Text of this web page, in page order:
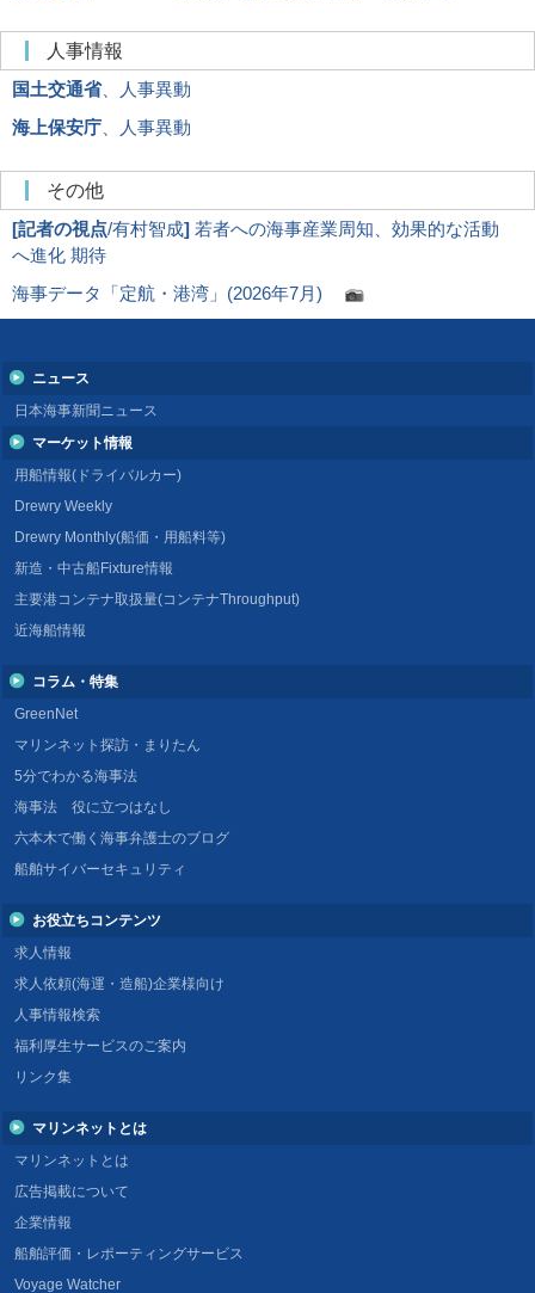
人事情報
国土交通省、人事異動
海上保安庁 、人事異動
その他
[記者の視点/有村智成] 若者への海事産業周知、効果的な活動
へ進化 期待
海事データ「定航・港湾」(2026年7月)
ニュース
日本海事新聞ニュース
マーケット情報
用船情報(ドライバルカー)
Drewry Weekly
Drewry Monthly(船価・用船料等)
新造・中古船Fixture情報
主要港コンテナ取扱量(コンテナThroughput)
近海船情報
コラム・特集
GreenNet
マリンネット探訪・まりたん
5分でわかる海事法
海事法 役に立つはなし
六本木で働く海事弁護士のブログ
船舶サイバーセキュリティ
お役立ちコンテンツ
求人情報
求人依頼(海運・造船)企業様向け
人事情報検索
福利厚生サービスのご案内
リンク集
マリンネットとは
マリンネットとは
広告掲載について
企業情報
船舶評価・レポーティングサービス
Voyage Watcher